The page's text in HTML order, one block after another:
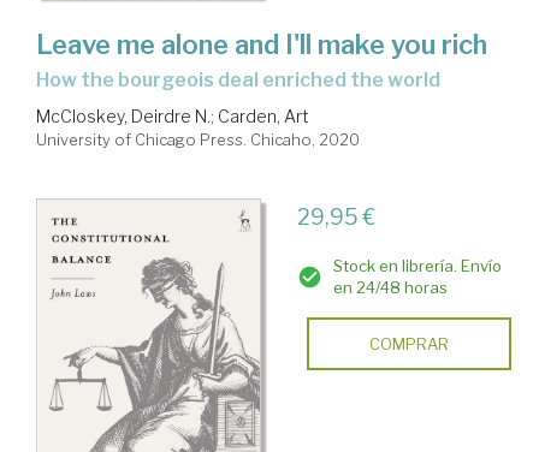
Leave me alone and I'll make you rich
how the bourgeois deal enriched the world
McCloskey, Deirdre N.; Carden, Art
University of Chicago Press. Chicaho, 2020
29,95 €
Stock en librería. Envío
en 24/48 horas
COMPRAR